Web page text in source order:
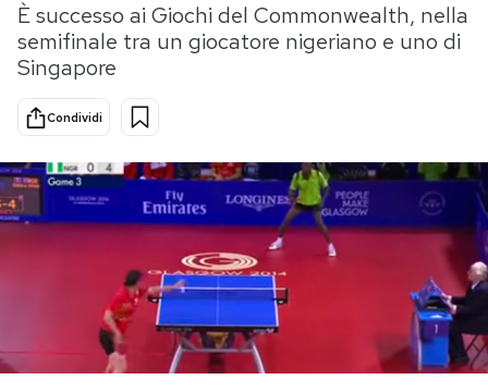
Tecnologia
Internet
Scienza
Cultura
Economia
Sport
Storie/Idee
Ok Boomer!
Mondiali calcio 2026
NEWSLETTER
È successo ai Giochi del Commonwealth, nella
semifinale tra un giocatore nigeriano e uno di
Singapore
Condividi